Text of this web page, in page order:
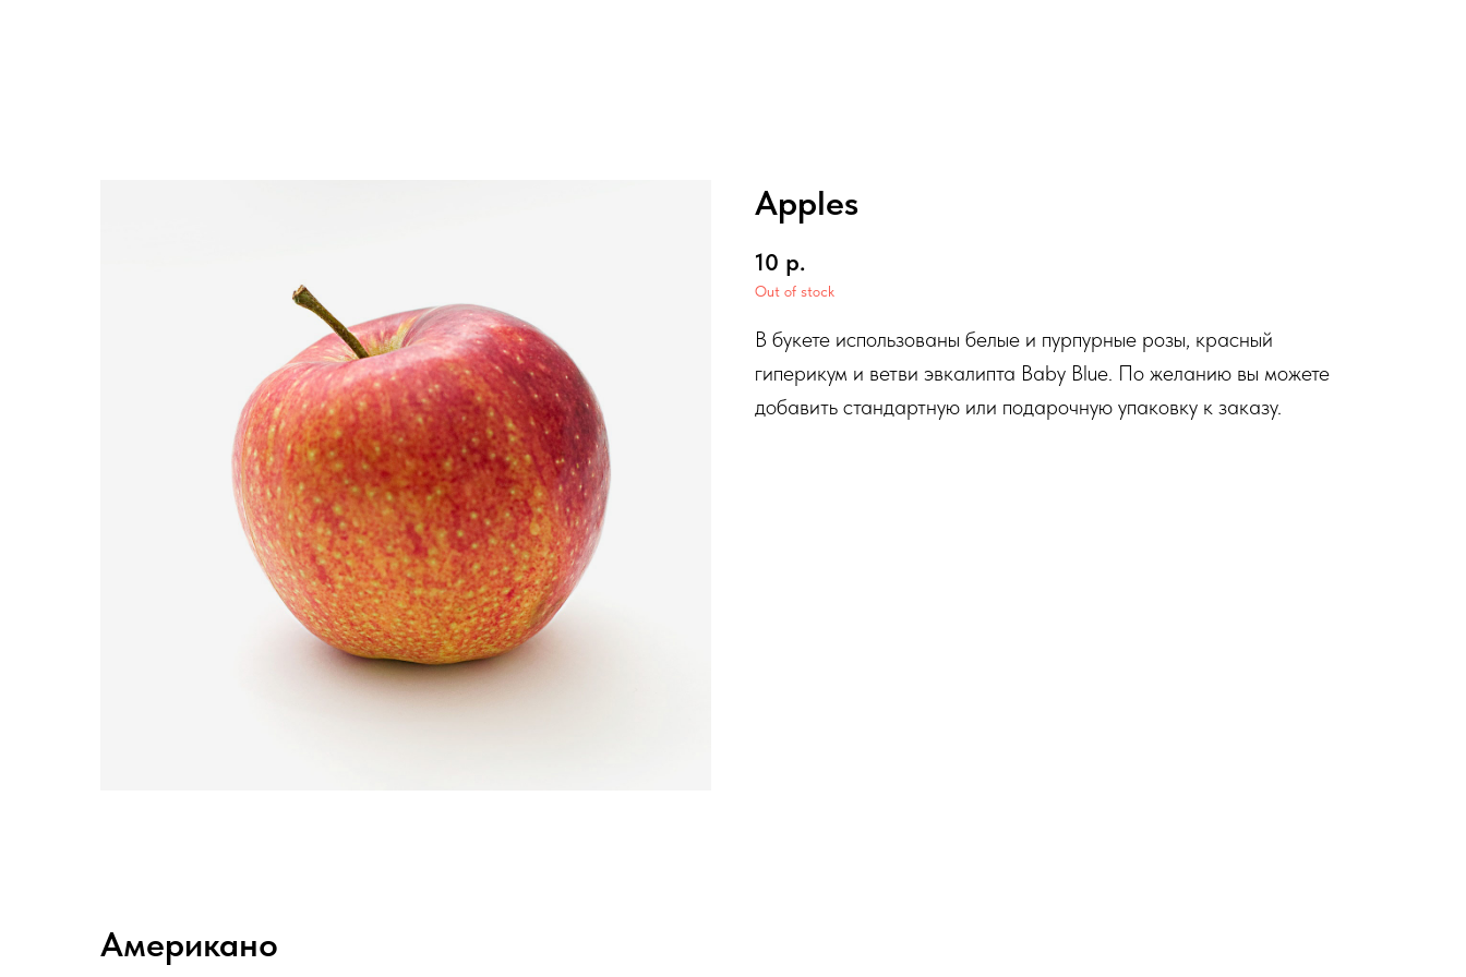
Apples
10 р.
Out of stock
В букете использованы белые и пурпурные розы, красный
гиперикум и ветви эвкалипта Baby Blue. По желанию вы можете
добавить стандартную или подарочную упаковку к заказу.
Американо